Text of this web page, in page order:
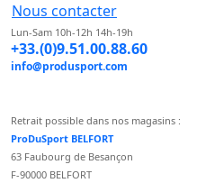
Nous contacter
Lun-Sam 10h-12h 14h-19h
+33.(0)9.51.00.88.60
info@produsport.com
Retrait possible dans nos magasins :
ProDuSport BELFORT
63 Faubourg de Besançon
F-90000 BELFORT